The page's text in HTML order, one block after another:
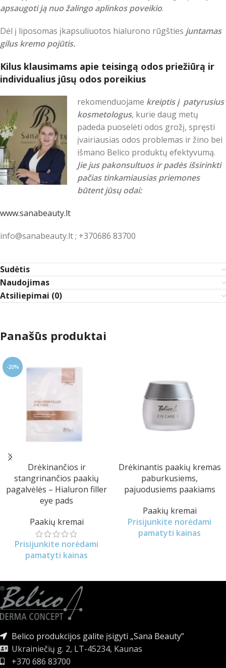
apsaugoti ją nuo žalingo aplinkos poveikio.
Dėl į liposomas įkapsuliuotos hialurono rūgšties juntamas
gilus kremo pojūtis.
Kilus klausimams apie teisingą odos priežiūrą ir
individualius jūsų odos poreikius
rekomenduojame kreiptis į patyrusius
kosmetologus, kurie daug metų
padeda puoselėti odos grožį, spręsti
įvairiausias odos problemas ir žino bei
išmano Belico produktų efektyvumą.
Jie jus pakonsultuos ir padės išsirinkti
pačias tinkamiausias priemones
būtent jūsų odai:
www.sanabeauty.lt
info@sanabeauty.lt ; +370686 83700
Sudėtis
Naudojimas
Atsiliepimai (0)
Panašūs produktai
-20%
Drėkinančios ir
stangrinančios paakių
pagalvėlės – Hialuron filler
eye pads
Paakių kremai
Prisijunkite norėdami
pamatyti kainas
Drėkinantis paakių kremas
paburkusiems,
pajuodusiems paakiams
Paakių kremai
Prisijunkite norėdami
pamatyti kainas
Belico produkcijos galite įsigyti „Sana Beauty”
Ukrainiečių g. 2, LT-45234, Kaunas
+370 686 83700